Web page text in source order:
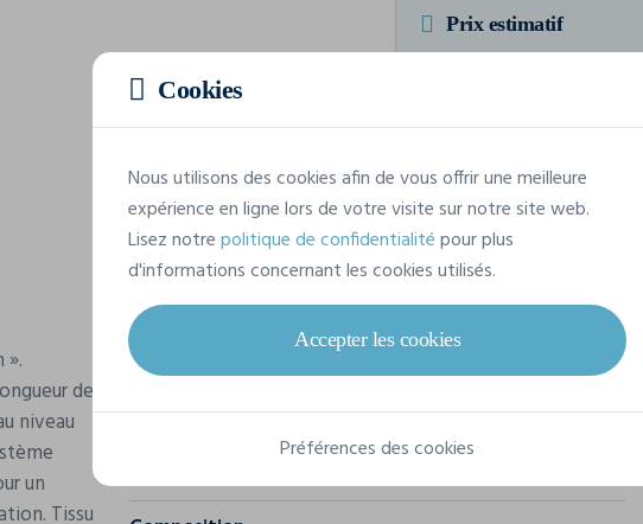
Prix estimatif
Soit un total de 55,90 € TTC
».
de
niveau
un
Tissu
Caractéristiques
Marque
B&C
Référence
TM062
Cookies
Nous utilisons des cookies afin de vous offrir une meilleure
expérience en ligne lors de votre visite sur notre site web.
Lisez notrepolitique de confidentialitépour plus
d'informations concernant les cookies utilisés.
Accepter les cookies
Préférences des cookies